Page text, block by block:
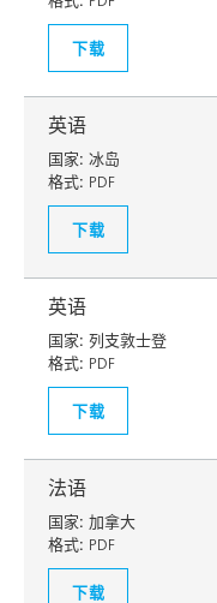
下载
英语
国家: 冰岛
格式: PDF
下载
英语
国家: 列支敦士登
格式: PDF
下载
法语
国家: 加拿大
格式: PDF
下载